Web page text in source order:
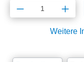
Produkt
Weitere